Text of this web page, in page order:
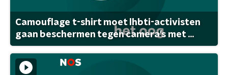
Camouflage t-shirt moet lhbti-activisten
gaan beschermen tegen camera's met ...